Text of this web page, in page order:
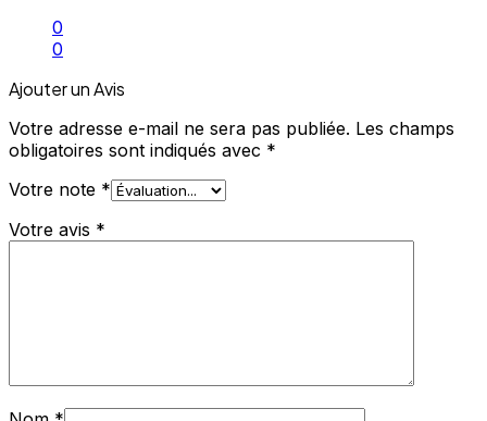
0
0
Ajouter un Avis
Votre adresse e-mail ne sera pas publiée. Les champs
obligatoires sont indiqués avec *
Votre note *
Votre avis *